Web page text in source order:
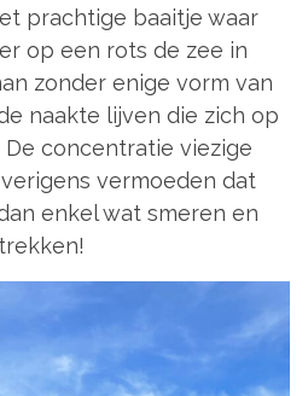
prachtige baaitje waar
op een rots de zee in
zonder enige vorm van
naakte lijven die zich op
concentratie viezige
vermoeden dat
enkel wat smeren en